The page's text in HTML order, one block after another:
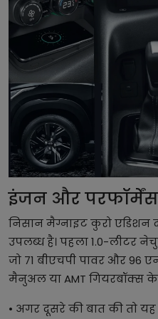
इंजन और परफॉर्मेंस
निसान मैग्नाइट कुरो एडिशन
उपलब्ध है। पहला 1.0-लीटर
जो 71 बीएचपी पावर और 96
मैनुअल या AMT गियरबॉक्स के
• अगर दूसरे की बात की तो यह